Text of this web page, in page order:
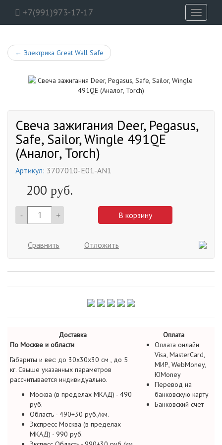
+7(991)973-17-17
Toggle
← Электрика Great Wall Safe
Свеча зажигания Deer, Pegasus,
Safe, Sailor, Wingle 491QE
(Аналог, Torch)
Артикул: 3707010-E01-AN1
200 руб.
- + В корзину
Сравнить Отложить
Доставка
Оплата
По Москве и области
Габариты и вес: до 30х30х30 см , до 5
кг. Свыше указанных параметров
рассчитывается индивидуально.
Москва (в пределах МКАД) - 490
руб.
Область - 490+30 руб./км.
Экспресс Москва (в пределах
МКАД) - 990 руб.
Оплата онлайн
Visa, MasterCard,
МИР, WebMoney,
ЮMoney
Перевод на
банковскую карту
Банковский счет